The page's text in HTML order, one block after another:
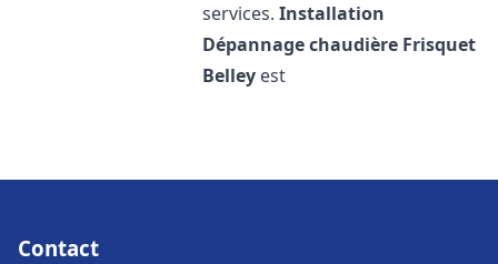
services.Installation
Dépannage chaudière Frisquet
Belley est
Contact